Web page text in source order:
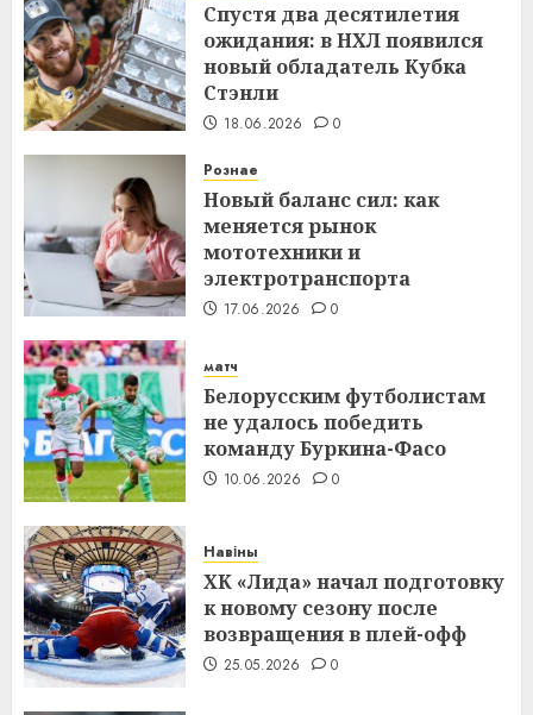
Спустя два десятилетия
ожидания: в НХЛ появился
новый обладатель Кубка
Стэнли
18.06.2026 0
Рознае
Новый баланс сил: как
меняется рынок
мототехники и
электротранспорта
17.06.2026 0
матч
Белорусским футболистам
не удалось победить
команду Буркина-Фасо
10.06.2026 0
Навіны
ХК «Лида» начал подготовку
к новому сезону после
возвращения в плей-офф
25.05.2026 0